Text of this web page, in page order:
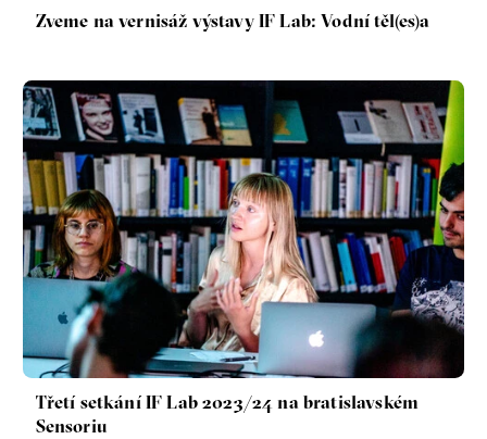
Zveme na vernisáž výstavy IF Lab: Vodní těl(es)a
Třetí setkání IF Lab 2023/24 na bratislavském
Sensoriu